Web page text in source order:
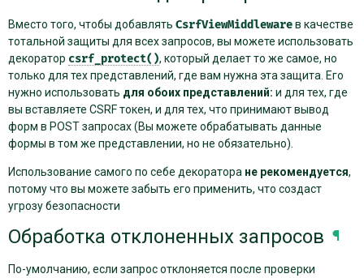
Вместо того, чтобы добавлять CsrfViewMiddlewareв качестве
тотальной защиты для всех запросов, вы можете использовать
декоратор csrf_protect(), который делает то же самое, но
только для тех представлений, где вам нужна эта защита. Его
нужно использовать для обоих представлений: и для тех, где
вы вставляете CSRF токен, и для тех, что принимают вывод
форм в POST запросах (Вы можете обрабатывать данные
формы в том же представлении, но не обязательно).
Использование самого по себе декоратора не рекомендуется,
потому что вы можете забыть его применить, что создаст
угрозу безопасности
Обработка отклоненных запросов ¶
По-умолчанию, если запрос отклоняется после проверки